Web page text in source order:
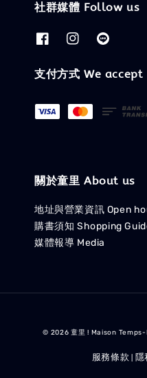
社群媒體 Follow us
支付方式 We accept
關於童里 About us
地址與營業資訊 Open
購書須知 Shopping
媒體報導 Media
© 2026 童里 ! Maison
服務條款 隱